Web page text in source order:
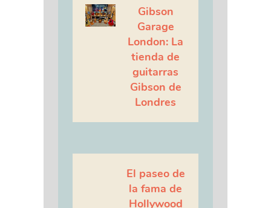
Gibson
Garage
London: La
tienda de
guitarras
Gibson de
Londres
El paseo de
la fama de
Hollywood